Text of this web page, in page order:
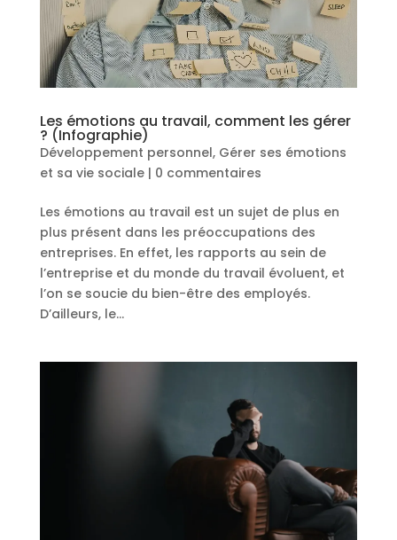
Les émotions au travail, comment les gérer
? (Infographie)
Développement personnel, Gérer ses émotions
et sa vie sociale| 0 commentaires
Les émotions au travail est un sujet de plus en
plus présent dans les préoccupations des
entreprises. En effet, les rapports au sein de
l’entreprise et du monde du travail évoluent, et
l’on se soucie du bien-être des employés.
D’ailleurs, le...